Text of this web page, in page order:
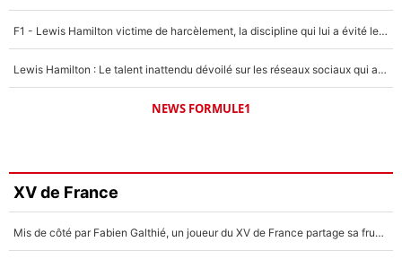
F1 - Lewis Hamilton victime de harcèlement, la discipline qui lui a évité le pire : «J'aurais probablement mal tourné»
Lewis Hamilton : Le talent inattendu dévoilé sur les réseaux sociaux qui a impressionné Kim Kardashian pendant leurs vacances en amoureux !
NEWS FORMULE1
XV de France
Mis de côté par Fabien Galthié, un joueur du XV de France partage sa frustration : «ils ne me l’ont pas dit tout de suite»